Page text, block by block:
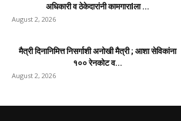
अधिकारी व ठेकेदारांनी कामगाराlला ...
August 2, 2026
मैत्री दिनानिमित्त निसर्गाशी अनोखी मैत्री ; आशा सेविकांना
१०० रेनकोट व...
August 2, 2026